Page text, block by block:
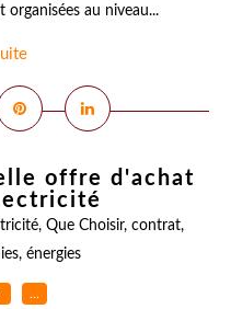
au niveau...
offre d'achat
, Que Choisir, contrat,
, énergies
…